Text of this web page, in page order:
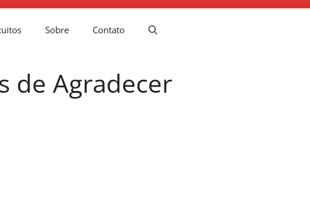
Sobre Contato
de Agradecer